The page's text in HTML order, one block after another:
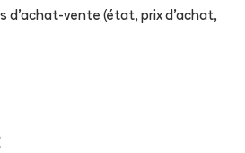
d'achat-vente (état, prix d'achat,